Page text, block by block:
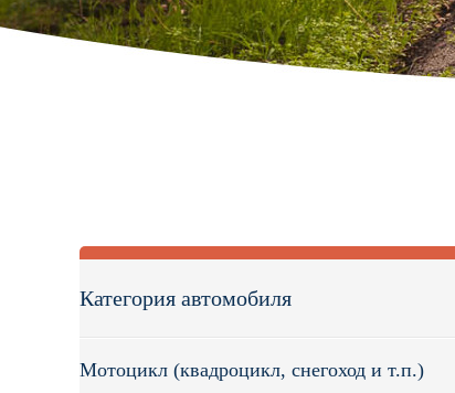
Мы готовы придти к
эвакуатор в нашей
ГАРАНТИЯ
техники обеспечиваем
Категория автомобиля
Мотоцикл (квадроцикл, снегоход и т.п.)